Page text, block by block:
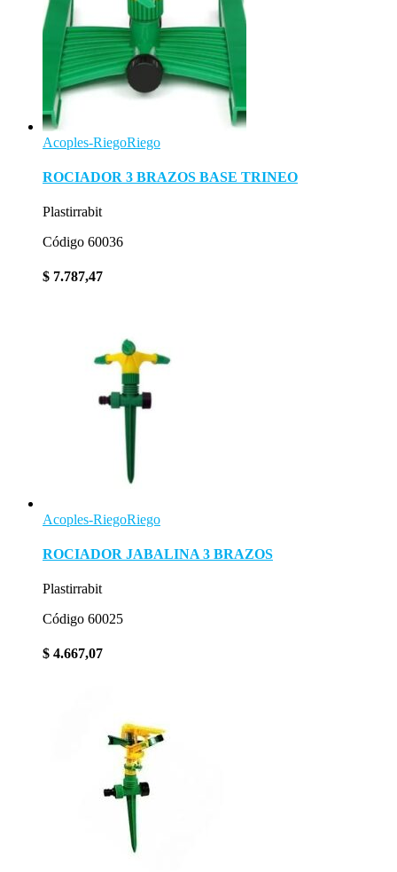
Acoples-RiegoRiego
ROCIADOR 3 BRAZOS BASE TRINEO
Plastirrabit
Código 60036
$ 7.787,47
Acoples-RiegoRiego
ROCIADOR JABALINA 3 BRAZOS
Plastirrabit
Código 60025
$ 4.667,07